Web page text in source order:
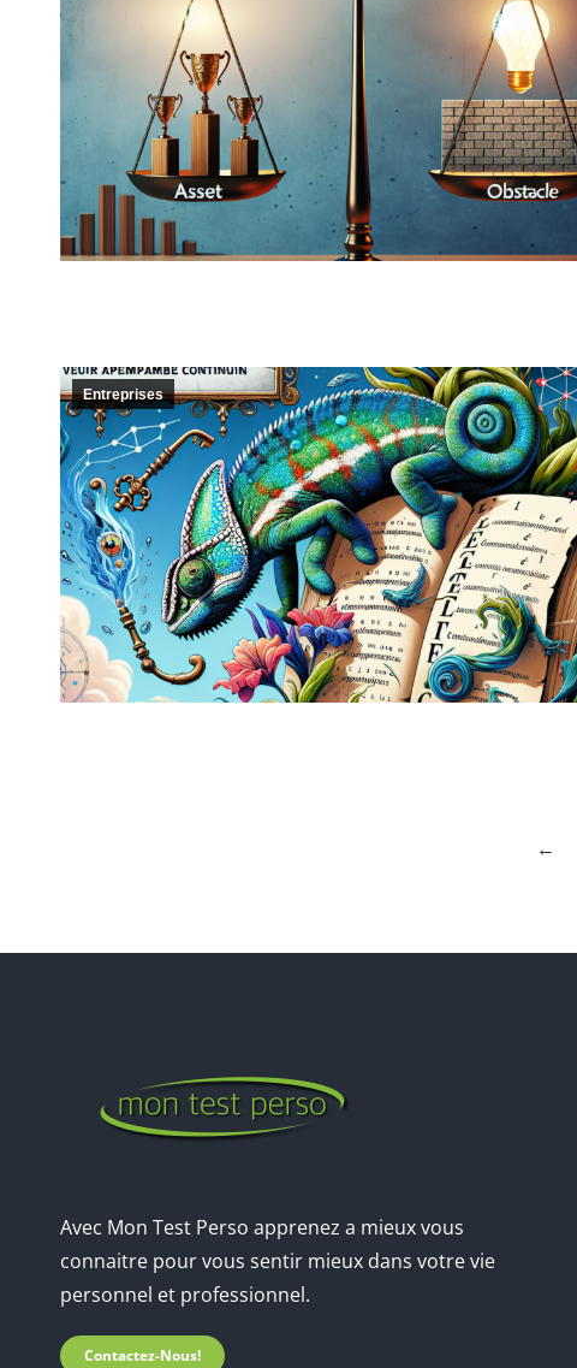
Entreprises
←
Avec Mon Test Perso apprenez a mieux vous
connaitre pour vous sentir mieux dans votre vie
personnel et professionnel.
Contactez-Nous!